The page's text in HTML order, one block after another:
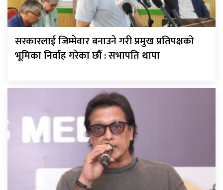
सरकारलाई जिम्मेवार बनाउने गरी प्रमुख प्रतिपक्षको
भूमिका निर्वाह गरेका छौँ : सभापति थापा